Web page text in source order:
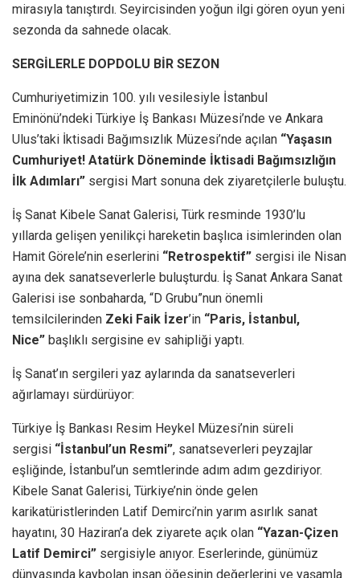
mirasıyla tanıştırdı. Seyircisinden yoğun ilgi gören oyun yeni
sezonda da sahnede olacak.
SERGİLERLE DOPDOLU BİR SEZON
Cumhuriyetimizin 100. yılı vesilesiyle İstanbul
Eminönü’ndeki Türkiye İş Bankası Müzesi’nde ve Ankara
Ulus’taki İktisadi Bağımsızlık Müzesi’nde açılan “Yaşasın
Cumhuriyet! Atatürk Döneminde İktisadi Bağımsızlığın
İlk Adımları” sergisi Mart sonuna dek ziyaretçilerle buluştu.
İş Sanat Kibele Sanat Galerisi, Türk resminde 1930’lu
yıllarda gelişen yenilikçi hareketin başlıca isimlerinden olan
Hamit Görele’nin eserlerini “Retrospektif” sergisi ile Nisan
ayına dek sanatseverlerle buluşturdu. İş Sanat Ankara Sanat
Galerisi ise sonbaharda, “D Grubu”nun önemli
temsilcilerinden Zeki Faik İzer’in “Paris, İstanbul,
Nice” başlıklı sergisine ev sahipliği yaptı.
İş Sanat’ın sergileri yaz aylarında da sanatseverleri
ağırlamayı sürdürüyor:
Türkiye İş Bankası Resim Heykel Müzesi’nin süreli
sergisi “İstanbul’un Resmi”, sanatseverleri peyzajlar
eşliğinde, İstanbul’un semtlerinde adım adım gezdiriyor.
Kibele Sanat Galerisi, Türkiye’nin önde gelen
karikatüristlerinden Latif Demirci’nin yarım asırlık sanat
hayatını, 30 Haziran’a dek ziyarete açık olan “Yazan-Çizen
Latif Demirci” sergisiyle anıyor. Eserlerinde, günümüz
dünyasında kaybolan insan öğesinin değerlerini ve yaşamla